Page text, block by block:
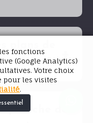
planche de
fonctions
(Google Analytics)
Votre choix
pour les visites
.